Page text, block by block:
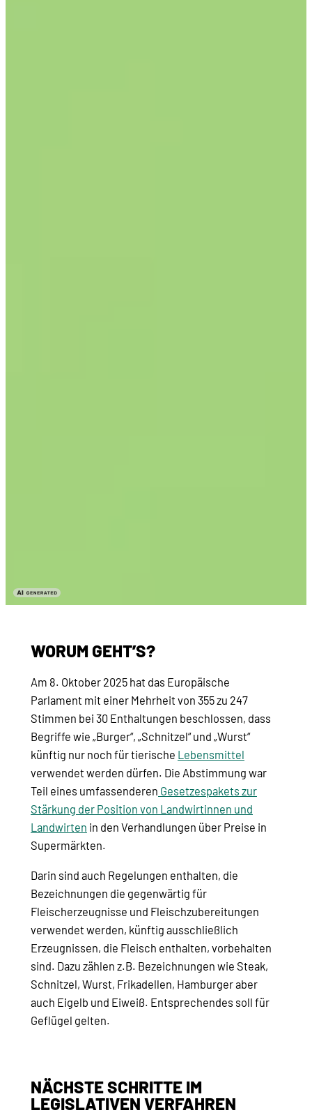
WORUM GEHT’S?
Am 8. Oktober 2025 hat das Europäische
Parlament mit einer Mehrheit von 355 zu 247
Stimmen bei 30 Enthaltungen beschlossen, dass
Begriffe wie „Burger“, „Schnitzel“ und „Wurst“
künftig nur noch für tierische Lebensmittel
verwendet werden dürfen. Die Abstimmung war
Teil eines umfassenderen Gesetzespakets zur
Stärkung der Position von Landwirtinnen und
Landwirten in den Verhandlungen über Preise in
Supermärkten.
Darin sind auch Regelungen enthalten, die
Bezeichnungen die gegenwärtig für
Fleischerzeugnisse und Fleischzubereitungen
verwendet werden, künftig ausschließlich
Erzeugnissen, die Fleisch enthalten, vorbehalten
sind. Dazu zählen z.B. Bezeichnungen wie Steak,
Schnitzel, Wurst, Frikadellen, Hamburger aber
auch Eigelb und Eiweiß. Entsprechendes soll für
Geflügel gelten.
NÄCHSTE SCHRITTE IM
LEGISLATIVEN VERFAHREN